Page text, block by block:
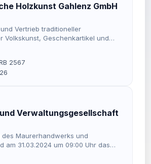
Holzkunst Gahlenz GmbH
Vertrieb traditioneller
Volkskunst, Geschenkartikel und
Holz.
2567
Verwaltungsgesellschaft
Maurerhandwerks und
am 31.03.2024 um 09:00 Uhr das
eroffnet.